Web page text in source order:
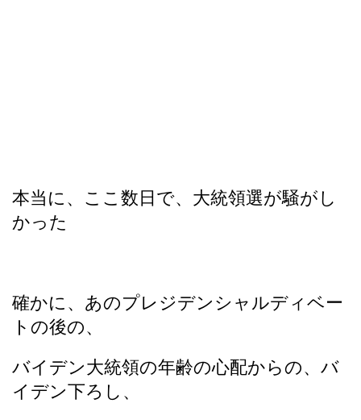
本当に、ここ数日で、大統領選が騒がし
かった
確かに、あのプレジデンシャルディベー
トの後の、
バイデン大統領の年齢の心配からの、バ
イデン下ろし、